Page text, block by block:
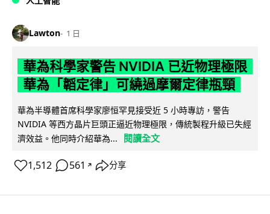
Lawton 1 日
華為科學家警告 NVIDIA 已近物理極限
華為「韜定律」可繞過摩爾定律瓶頸
華為半導體首席科學家廖恒罕見接受近 5 小時專訪，警告
NVIDIA 等西方晶片巨頭正逼近物理極限，傳統製程升級已失經
濟效益。他同時介紹華為...
閱讀全文
1,512 561 ↗ 分享